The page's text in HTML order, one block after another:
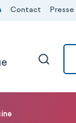
Contact Presse